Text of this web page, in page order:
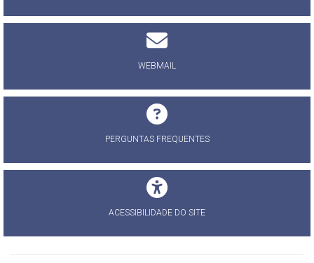
WEBMAIL
PERGUNTAS FREQUENTES
ACESSIBILIDADE DO SITE